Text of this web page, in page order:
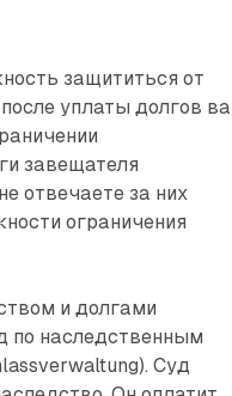
защититься от
уплаты долгов
завещателя
отвечаете за них
ограничения
и долгами
по наследственным
Суд